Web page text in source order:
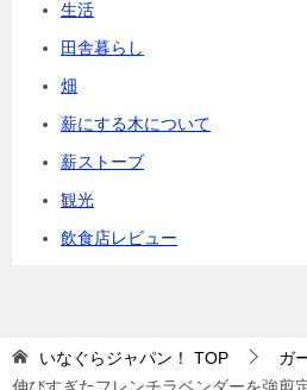
生活
田舎暮らし
畑
薪にする木について
薪ストーブ
観光
飲食店レビュー
いなぐらジャパン！ TOP
ガ
伸びすぎたフレンチラベンダーを強剪